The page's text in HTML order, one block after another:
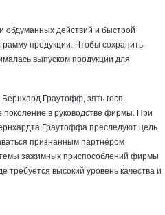
обдуманных действий и быстрой
продукции. Чтобы сохранить
выпуском продукции для
Граутофф, зять госп.
поколение в руководстве фирмы. При
Граутоффа преследуют цель
признанным партнёром
зажимных приспособлений фирмы
требуется высокий уровень качества и